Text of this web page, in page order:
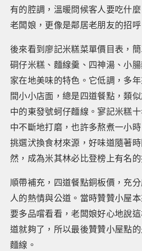
有的腔調，溫暖問候客人要吃什
老闆娘，更像是鄰居老朋友的招呼
後來看到廖記米糕菜單價目表，簡
硐仔米糕、麵線羹、四神湯、小
家在地美味的特色。它低調，多
間小小店面，總是四道餐點，類
中的東發號蚵仔麵線。寥記米糕
中不斷地打磨，也許多熬煮一小時
挑選汱換食材來源，好味道隨著
然，成為米其林必比登榜上有名的
順帶補充，四道餐點銅板價，充
人的熱情與公道。當時贊贊小屋
要多品嚐看看，老闆娘好心地說
道就夠了，所以最後贊贊小屋點
麵線。